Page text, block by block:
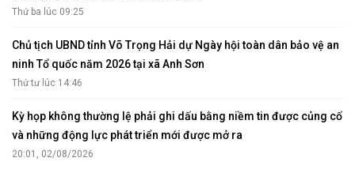
Thứ ba lúc 09:25
Chủ tịch UBND tỉnh Võ Trọng Hải dự Ngày hội toàn dân bảo vệ an
ninh Tổ quốc năm 2026 tại xã Anh Sơn
Thứ tư lúc 14:46
Kỳ họp không thường lệ phải ghi dấu bằng niềm tin được củng cố
và những động lực phát triển mới được mở ra
20:01, 02/08/2026